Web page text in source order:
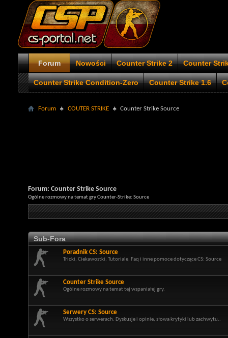
Forum Nowości Counter Strike 2 Counter
Counter Strike Condition-Zero Counter Strike 1.6
Forum COUTER STRIKE Counter Strike Source
Forum: Counter Strike Source
Ogólne rozmowy na temat gry Counter-Strike: Source
Sub-Fora
Poradnik CS: Source
Tricki, Ciekawostki, Tutoriale, Faq i inne pomoce dotyczące CS: Source
Counter Strike Source
Ogólne rozmowy na temat tej wspaniałej gry.
Serwery CS: Source
Wszystko o serwerach. Dyskusje i opinie, słowa krytyki lub zachwytu..